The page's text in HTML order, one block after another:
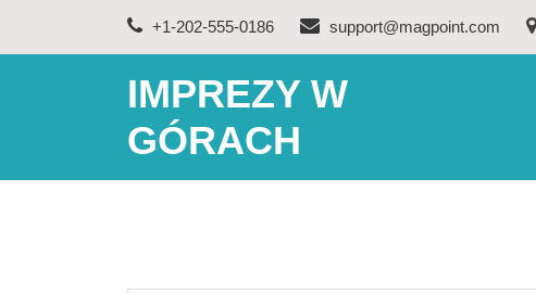
+1-202-555-0186 support@magpoint.com
IMPREZY W
GÓRACH